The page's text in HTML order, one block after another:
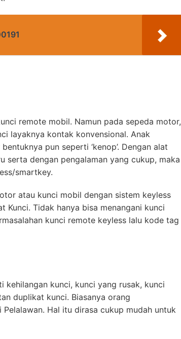
remote mobil. Namun pada sepeda motor,
layaknya kontak konvensional. Anak
pun seperti ‘kenop’. Dengan alat
serta dengan pengalaman yang cukup, maka
smartkey.
atau kunci mobil dengan sistem keyless
Tidak hanya bisa menangani kunci
kunci remote keyless lalu kode tag
kehilangan kunci, kunci yang rusak, kunci
duplikat kunci. Biasanya orang
Hal itu dirasa cukup mudah untuk